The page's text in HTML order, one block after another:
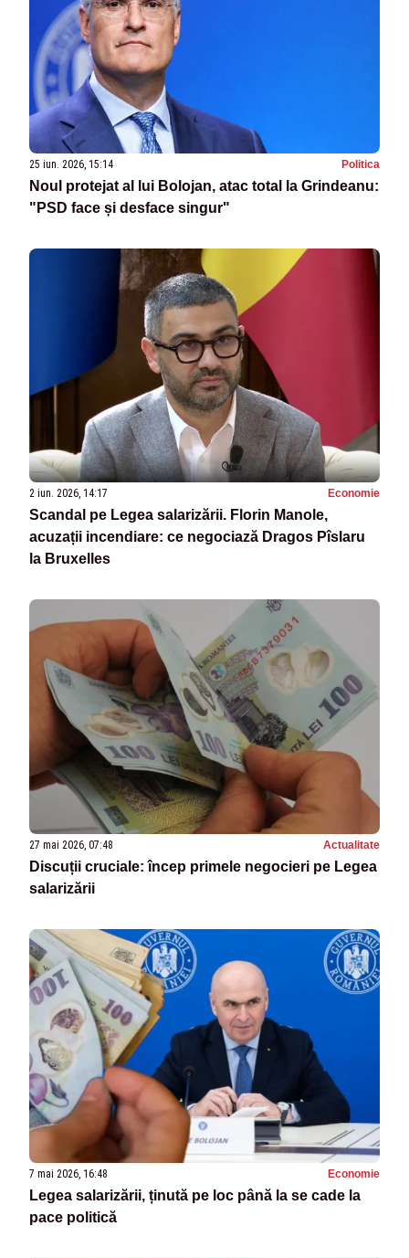
25 iun. 2026, 15:14 Politica
Noul protejat al lui Bolojan, atac total la Grindeanu:
"PSD face și desface singur"
2 iun. 2026, 14:17 Economie
Scandal pe Legea salarizării. Florin Manole,
acuzații incendiare: ce negociază Dragos Pîslaru
la Bruxelles
27 mai 2026, 07:48 Actualitate
Discuții cruciale: încep primele negocieri pe Legea
salarizării
7 mai 2026, 16:48 Economie
Legea salarizării, ținută pe loc până la se cade la
pace politică